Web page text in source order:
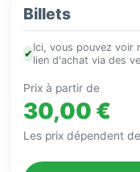
Billets
✔
Ici, vous pouvez voir
lien d'achat via des
Prix à partir de
30,00 €
Les prix dépendent